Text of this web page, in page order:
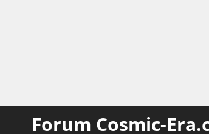
Forum Cosmic-